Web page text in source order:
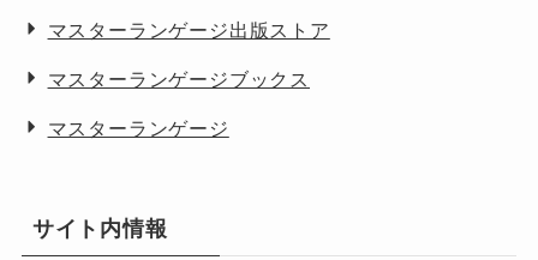
マスターランゲージ出版ストア
マスターランゲージブックス
マスターランゲージ
サイト内情報